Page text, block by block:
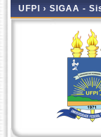
UFPI › SIGAA -